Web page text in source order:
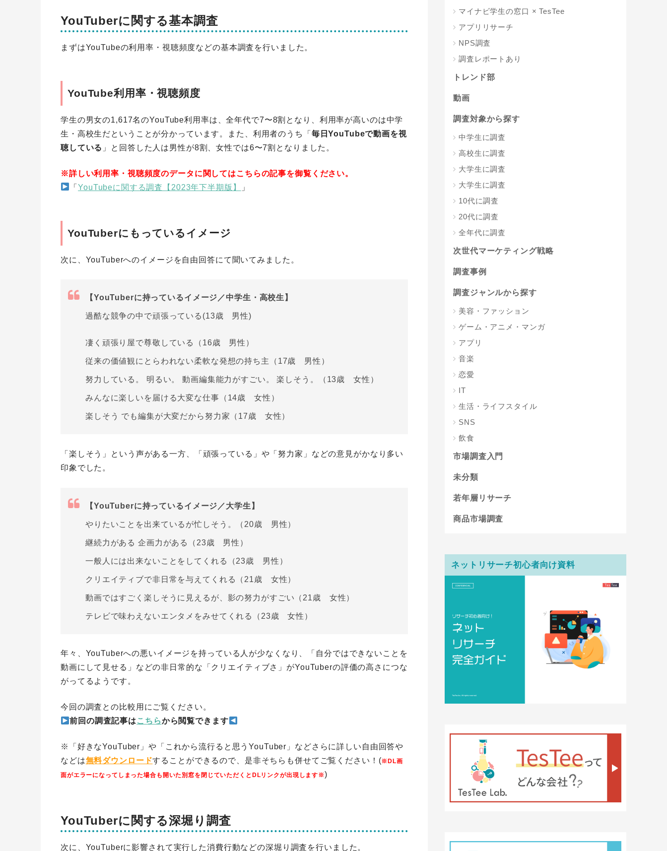
YouTuberに関する基本調査
まずはYouTubeの利用率・視聴頻度などの基本調査を行いました。
YouTube利用率・視聴頻度
学生の男女の1,617名のYouTube利用率は、全年代で7〜8割となり、利用率が高いのは中学
生・高校生だということが分かっています。また、利用者のうち「 毎日YouTubeで動画を視
聴している 」と回答した人は男性が8割、女性では6〜7割となりました。
※詳しい利用率・視聴頻度のデータに関してはこちらの記事を御覧ください。
「YouTubeに関する調査【2023年下半期 版】 」
YouTuberにもっているイメージ
次に、YouTuberへのイメージを自由回答にて聞いてみました。
【YouTuberに持っているイメージ／中学生・高校生】
過酷な競争の中で頑張っている(13歳 男性)
凄く頑張り屋で尊敬している（16歳 男性）
従来の価値観にとらわれない柔軟な発想の持ち主（17歳 男性）
努力している。 明るい。 動画編集能力がすごい。 楽しそう。（13歳 女性）
みんなに楽しいを届ける大変な仕事（14歳 女性）
楽しそう でも編集が大変だから努力家（17歳 女性）
「楽しそう」という声がある一方、「頑張っている」や「努力家」などの意見がかなり多い
印象でした。
【YouTuberに持っているイメージ／大学生】
やりたいことを出来ているが忙しそう。（20歳 男性）
継続力がある 企画力がある（23歳 男性）
一般人には出来ないことをしてくれる（23歳 男性）
クリエイティブで非日常を与えてくれる（21歳 女性）
動画ではすごく楽しそうに見えるが、影の努力がすごい（21歳 女性）
テレビで味わえないエンタメをみせてくれる（23歳 女性）
年々、YouTuberへの悪いイメージを持っている人が少なくなり、「自分ではできないことを
動画にして見せる」などの非日常的な「クリエイティブさ」がYouTuberの評価の高さにつな
がってるようです。
今回の調査との比較用にご覧ください。
前回の調査記事は こちらから閲覧できます
※「好きなYouTuber」や「これから流行ると思うYouTuber」などさらに詳しい自由回答や
などは無料ダウンロードすることができるので、是非そちらも併せてご覧ください！(※DL画
面がエラーになってしまった場合も開いた別窓を閉じていただくとDLリンクが出現します※)
YouTuberに関する深堀り調査
次に、YouTuberに影響されて実行した消費行動などの深堀り調査を行いました。
マイナビ学生の窓口 × TesTee
アプリリサーチ
NPS調査
調査レポートあり
トレンド部
動画
調査対象から探す
中学生に調査
高校生に調査
大学生に調査
大学生に調査
10代に調査
20代に調査
全年代に調査
次世代マーケティング戦略
調査事例
調査ジャンルから探す
美容・ファッション
ゲーム・アニメ・マンガ
アプリ
音楽
恋愛
IT
生活・ライフスタイル
SNS
飲食
市場調査入門
未分類
若年層リサーチ
商品市場調査
ネットリサーチ初心者向け資料